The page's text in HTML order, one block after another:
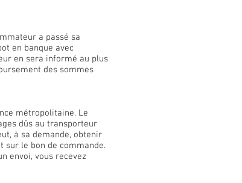
a passé sa
en banque avec
en sera informé au plus
des sommes
métropolitaine. Le
dûs au transporteur
à sa demande, obtenir
sur le bon de commande.
envoi, vous recevez